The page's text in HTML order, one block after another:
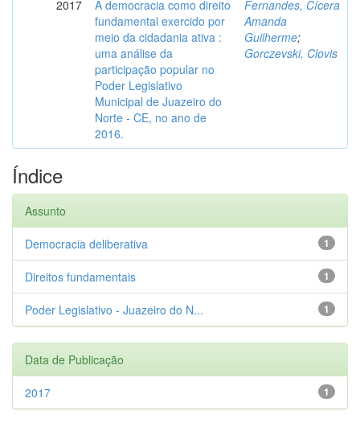
2017
A democracia como direito
fundamental exercido por
meio da cidadania ativa :
uma análise da
participação popular no
Poder Legislativo
Municipal de Juazeiro do
Norte - CE, no ano de
2016.
Fernandes, Cícera
Amanda
Guilherme;
Gorczevski, Clovis
Índice
Assunto
1
Democracia deliberativa
1
Direitos fundamentais
1
Poder Legislativo - Juazeiro do N...
Data de Publicação
1
2017